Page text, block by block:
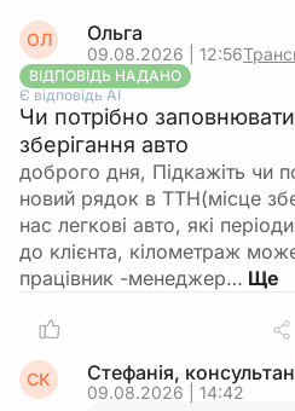
ОЛ Ольга
09.08.2026 | 12:56
ВІДПОВІДЬ НАДАНО
Є відповідь АІ
Чи потрібно
зберігання авто
доброго дня, Підкажіть чи
новий рядок в ТТН(місце
нас легкові авто, які
до клієнта, кілометраж
працівник -менеджер…
СК Стефанія,
09.08.2026 | 14:42